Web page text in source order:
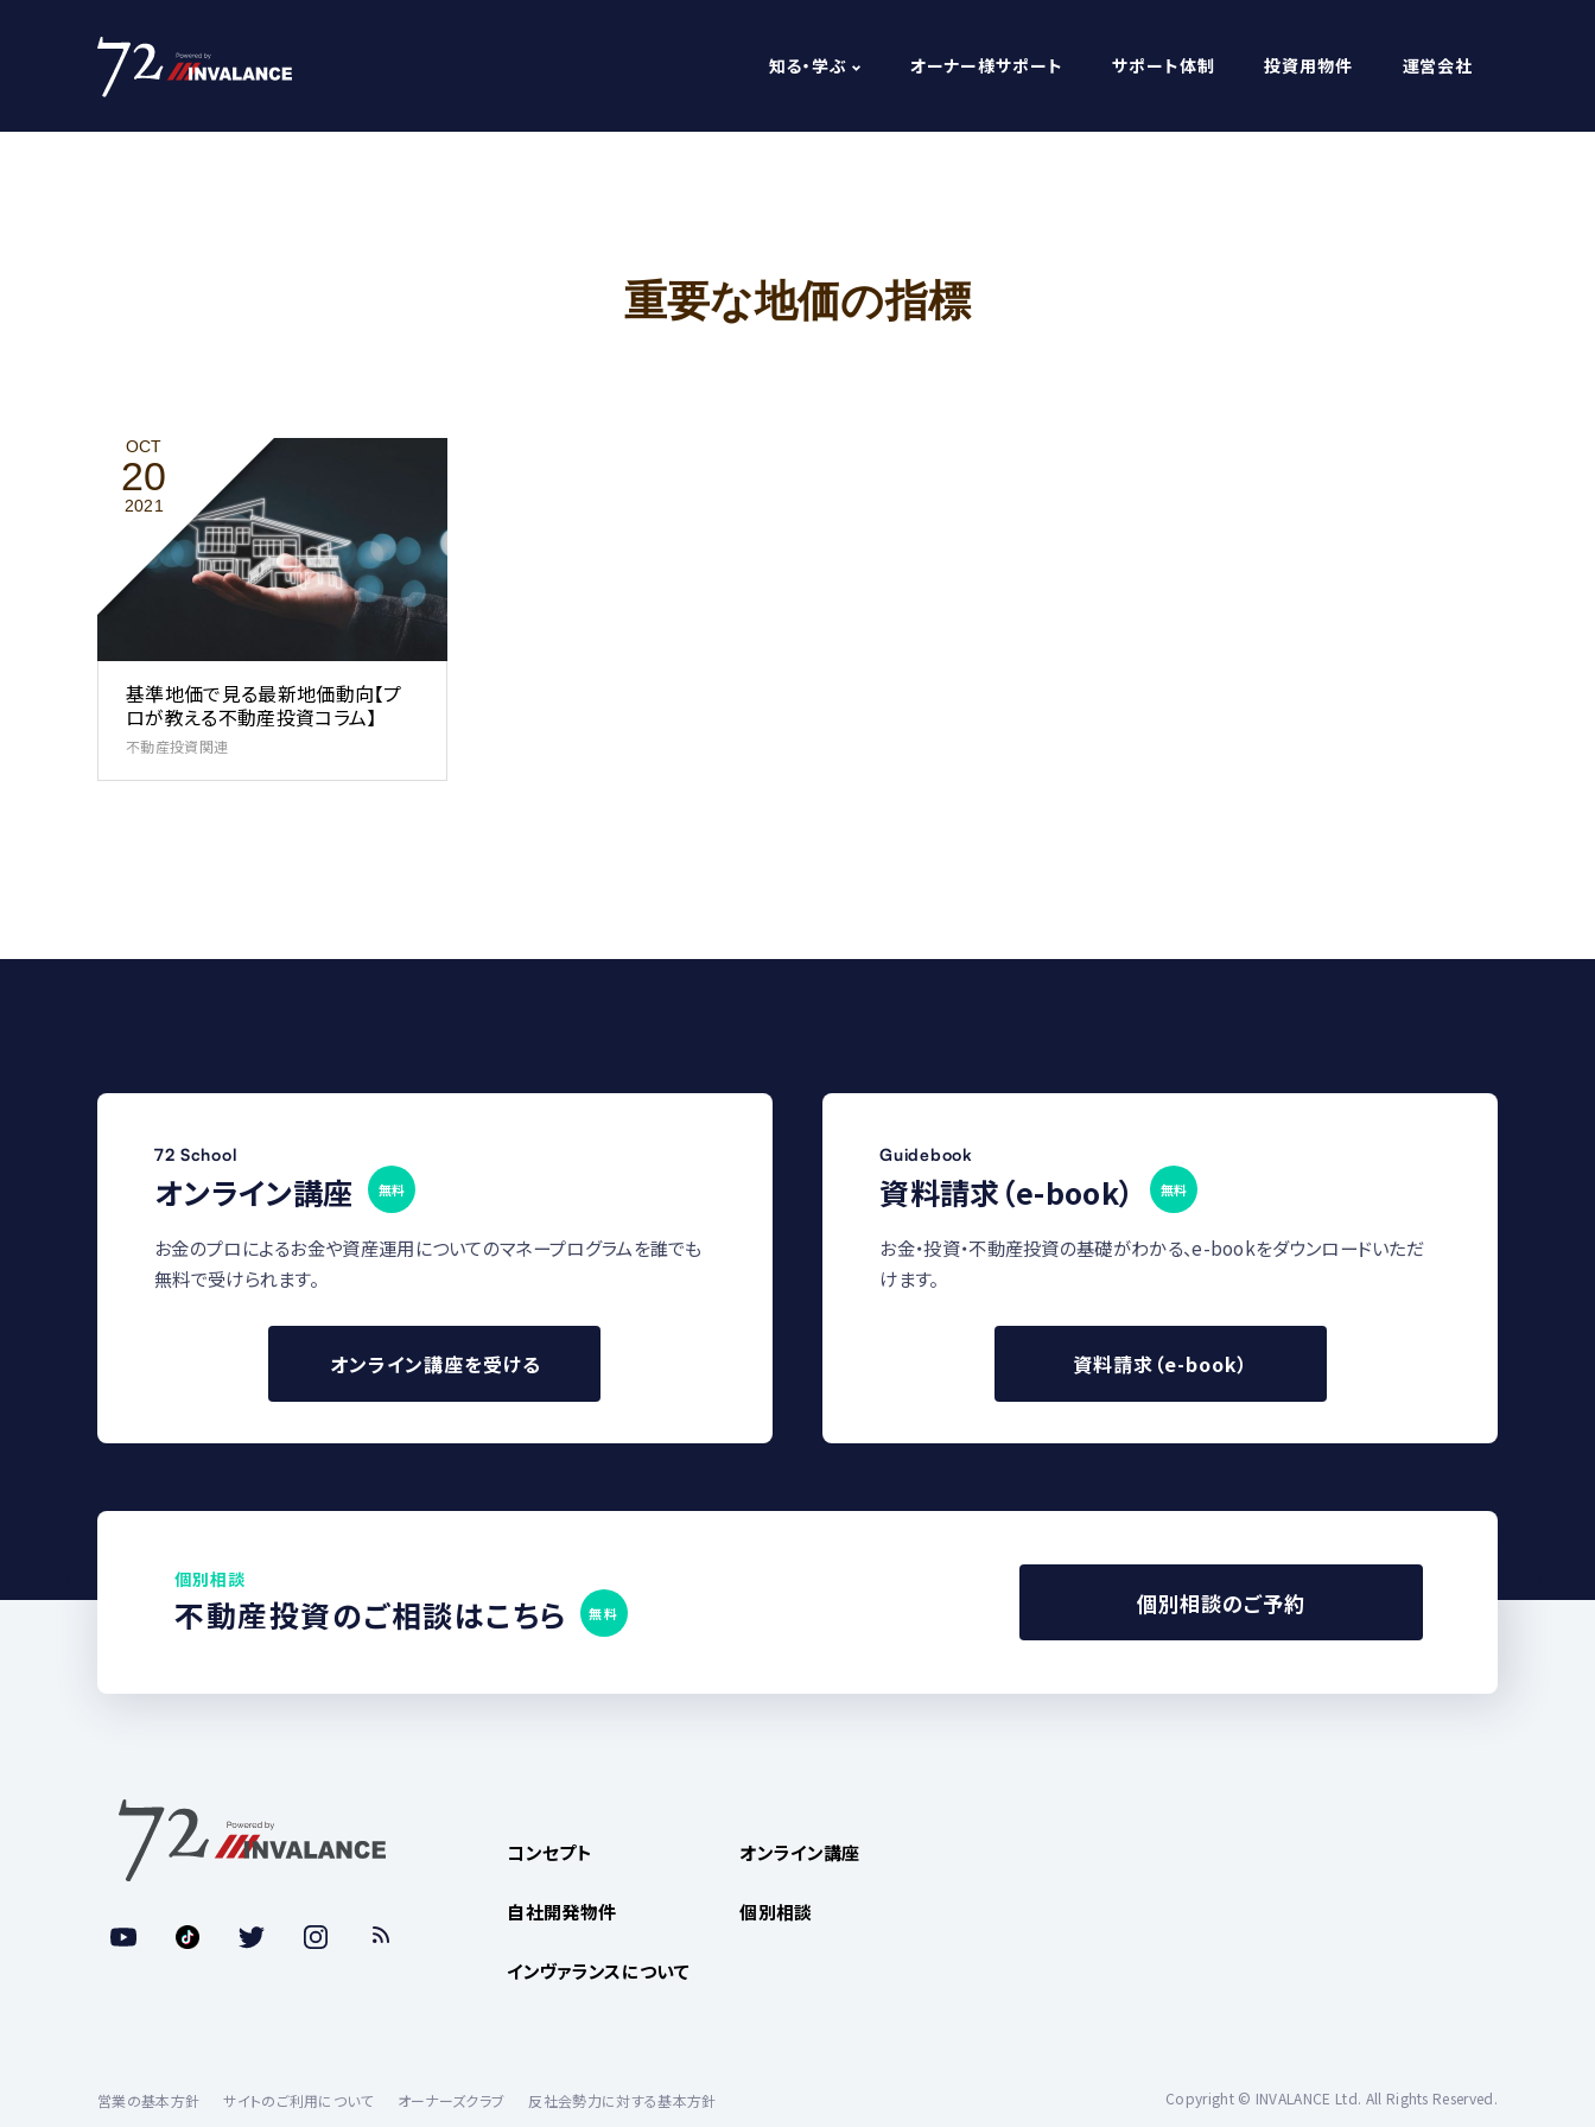
知る・学ぶ オーナー様サポート サポート体制 投資用物件 運営会社
重要な地価の指標
OCT
20
2021
基準地価で見る最新地価動向【プ
ロが教える不動産投資コラム】
不動産投資関連
72 School
オンライン講座 無料
お金のプロによるお金や資産運用についてのマネープログラムを誰でも
無料で受けられます。
オンライン講座を受ける
Guidebook
資料請求（e-book） 無料
お金・投資・不動産投資の基礎がわかる、e-bookをダウンロードいただ
けます。
資料請求（e-book）
個別相談
不動産投資のご相談はこちら 無料 個別相談のご予約
コンセプト
自社開発物件
インヴァランスについて
オンライン講座
個別相談
営業の基本方針 サイトのご利用について オーナーズクラブ 反社会勢力に対する基本方針 Copyright © INVALANCE Ltd. All Rights Reserved.